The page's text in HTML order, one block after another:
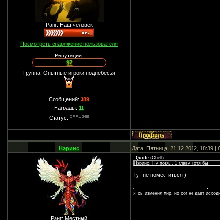
Ранг: Наш человек
Посмотреть снаряжение пользователя
Репутация:
97
Группа: Опытные игроки поднебесья
Сообщений:389
Награды:11
Статус:
Нэринс Дата: Пятница, 21.12.2012, 18:39
Ранг: Местный
Quote (Chell)
Нэринс, Ну позя... 1 главу хотя бы
Тут не поместиться )
Я бы изменил мир, но бог не дает